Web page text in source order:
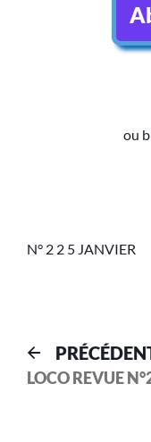
ou
N° 2 2 5 JANVIER
LOCO REVUE